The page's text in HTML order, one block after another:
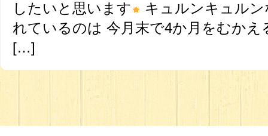
したいと思います
キュルンキュル
れているのは 今月末で4か月をむかえ
[…]